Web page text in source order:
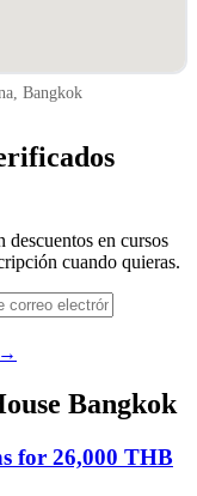
Bangkok
en cursos
cuando quieras.
→
Bangkok
for 26,000 THB